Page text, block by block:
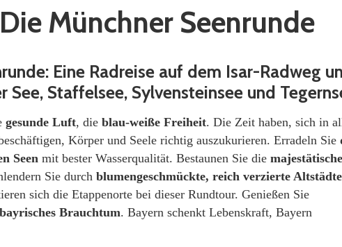
Die Münchner Seenrunde
Eine Radreise auf dem Isar-Radweg
See, Staffelsee, Sylvensteinsee und
gesunde Luft, die blau-weiße Freiheit. Die Zeit haben, sich in
Körper und Seele richtig auszukurieren. Erradeln Sie
Seen mit bester Wasserqualität. Bestaunen Sie die
Sie durch blumengeschmückte, reich verzierte Altstädte
sich die Etappenorte bei dieser Rundtour. Genießen Sie
bayrisches Brauchtum. Bayern schenkt Lebenskraft, Bayern